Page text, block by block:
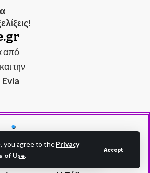
you agree to the Privacy
of Use.
Accept
από
την
Evia